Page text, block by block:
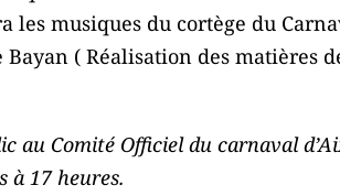
les musiques du cortège du
( Réalisation des matières
Comité Officiel du carnaval
à 17 heures.